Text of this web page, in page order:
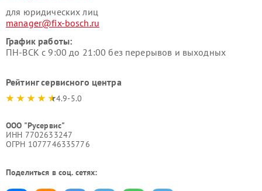
для юридических лиц
manager@fix-bosch.ru
График работы:
ПН-ВСК с 9:00 до 21:00 без перерывов и выходных
Рейтинг сервисного центра
4.9-5.0
ООО "Русервис"
ИНН 7702633247
ОГРН 1077746335776
Поделиться в соц. сетях: